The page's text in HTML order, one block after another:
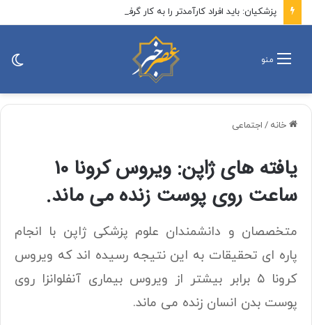
منو
خانه / اجتماعی
یافته های ژاپن: ویروس کرونا 10
ساعت روی پوست زنده می ماند.
متخصصان و دانشمندان علوم پزشکی ژاپن با انجام
پاره ای تحقیقات به این نتیجه رسیده اند که ویروس
کرونا ۵ برابر بیشتر از ویروس بیماری آنفلوانزا روی
پوست بدن انسان زنده می ماند.